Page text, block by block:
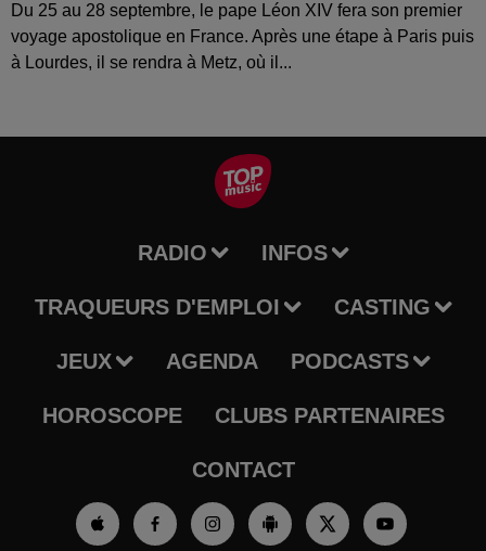
Du 25 au 28 septembre, le pape Léon XIV fera son premier
voyage apostolique en France. Après une étape à Paris puis
à Lourdes, il se rendra à Metz, où il...
RADIO INFOS
TRAQUEURS D'EMPLOI CASTING
JEUX AGENDA PODCASTS
HOROSCOPE CLUBS PARTENAIRES
CONTACT